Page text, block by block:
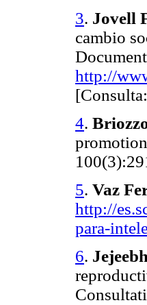
3. Jovell
cambio
http://
4.
5. Vaz
http://
para-
6.